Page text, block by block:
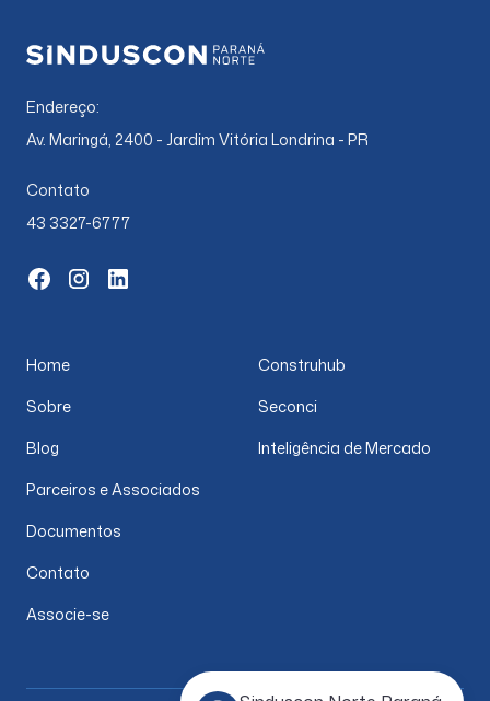
Endereço:
Av. Maringá, 2400 - Jardim Vitória Londrina - PR
Contato
43 3327-6777
Home
Sobre
Blog
Parceiros e Associados
Documentos
Contato
Associe-se
Construhub
Seconci
Inteligência de Mercado